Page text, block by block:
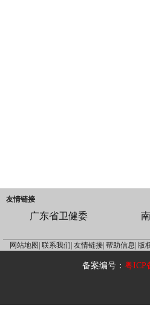
友情链接
广东省卫健委
网站地图| 联系我们| 友情链接| 帮助信息| 版
备案编号：粤ICP